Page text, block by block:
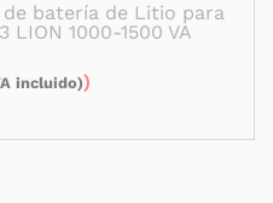
batería de Litio para
LION 1000-1500 VA
incluido))